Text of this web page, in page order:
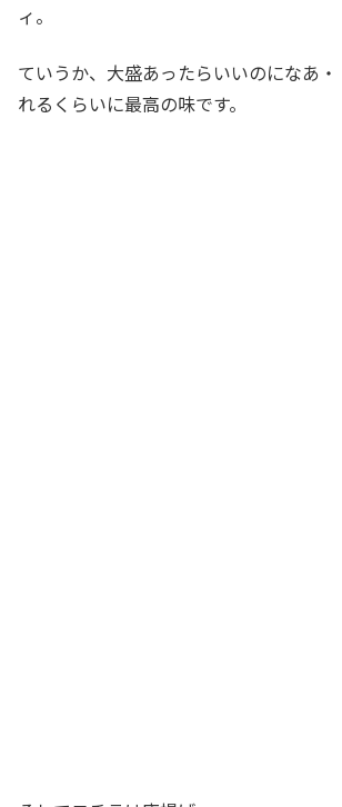
ィ。
ていうか、大盛あったらいいのになあ・
れるくらいに最高の味です。